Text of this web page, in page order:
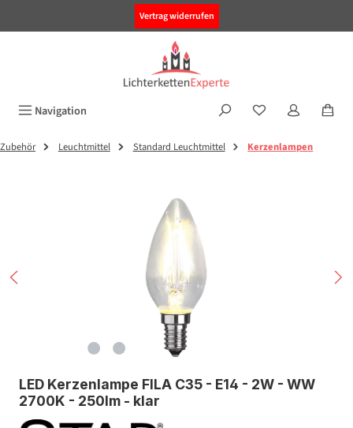
Vertrag widerrufen
Navigation
Zubehör Leuchtmittel Standard Leuchtmittel Kerzenlampen
LED Kerzenlampe FILA C35 - E14 - 2W - WW
2700K - 250lm - klar